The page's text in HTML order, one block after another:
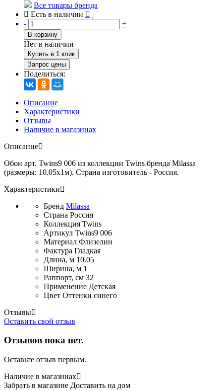
Все товары бренда
Есть в наличии
-
+
В корзину
Нет в наличии
Купить в 1 клик
Запрос цены
Поделиться:
Описание
Характеристики
Отзывы
Наличие в магазинах
Описание
Обои арт. Twins9 006 из коллекции Twins бренда Milassa
(размеры: 10.05х1м). Страна изготовитель - Россия.
Характеристики
Бренд Milassa
Страна Россия
Коллекция Twins
Артикул Twins9 006
Материал Флизелин
Фактура Гладкая
Длина, м 10.05
Ширина, м 1
Раппорт, см 32
Применение Детская
Цвет Оттенки синего
Отзывы
Оставить свой отзыв
Отзывов пока нет.
Оставьте отзыв первым.
Наличие в магазинах
Забрать в магазине Доставить на дом